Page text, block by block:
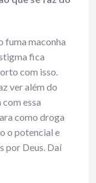
fuma maconha
fica
com isso.
ver além do
essa
como droga
o potencial e
por Deus. Daí